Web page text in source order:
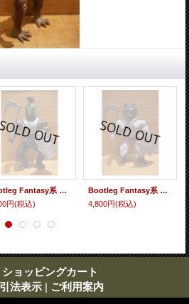
Bootleg Fantasy系 フィギュア 【6】
円(税込)
Bootleg Fantasy系 フィギュア 【14】
4,800円(税込)
ショッピングカート
法表示 | ご利用案内